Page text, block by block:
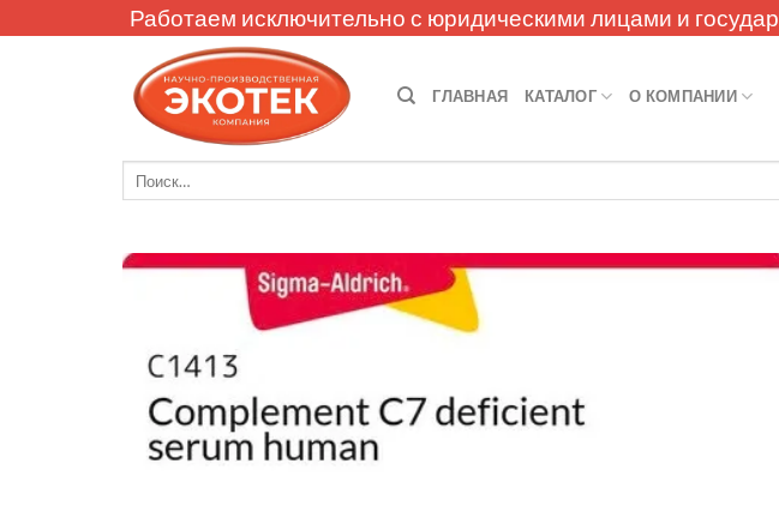
to
Работаем исключительно с юридическими лицами и
ГЛАВНАЯ КАТАЛОГ О КОМПАНИИ